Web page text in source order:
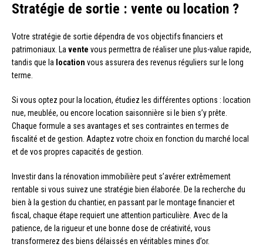
Stratégie de sortie : vente ou location ?
Votre stratégie de sortie dépendra de vos objectifs financiers et
patrimoniaux. Lavente vous permettra de réaliser une plus-value rapide,
tandis que la location vous assurera des revenus réguliers sur le long
terme.
Si vous optez pour la location, étudiez les différentes options : location
nue, meublée, ou encore location saisonnière si le bien s’y prête.
Chaque formule a ses avantages et ses contraintes en termes de
fiscalité et de gestion. Adaptez votre choix en fonction du marché local
et de vos propres capacités de gestion.
Investir dans la rénovation immobilière peut s’avérer extrêmement
rentable si vous suivez une stratégie bien élaborée. De la recherche du
bien à la gestion du chantier, en passant par le montage financier et
fiscal, chaque étape requiert une attention particulière. Avec de la
patience, de la rigueur et une bonne dose de créativité, vous
transformerez des biens délaissés en véritables mines d’or.